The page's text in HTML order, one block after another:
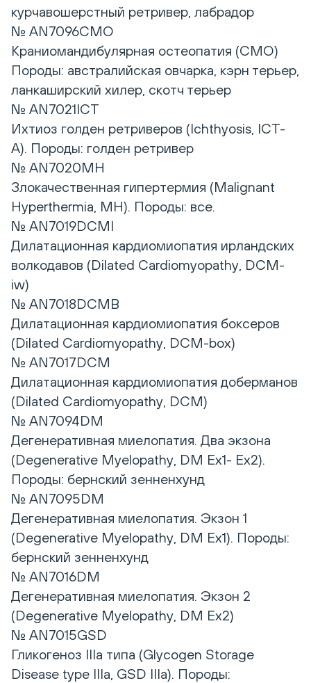
курчавошерстный ретривер, лабрадор
№ AN7096CMO
Краниомандибулярная остеопатия (CMO)
Породы: австралийская овчарка, кэрн терьер,
ланкаширский хилер, скотч терьер
№ AN7021ICT
Ихтиоз голден ретриверов (Ichthyosis, ICT-
A). Породы: голден ретривер
№ AN7020MH
Злокачественная гипертермия (Malignant
Hyperthermia, MH). Породы: все.
№ AN7019DCMI
Дилатационная кардиомиопатия ирландских
волкодавов (Dilated Cardiomyopathy, DCM-
iw)
№ AN7018DCMB
Дилатационная кардиомиопатия боксеров
(Dilated Cardiomyopathy, DCM-box)
№ AN7017DCM
Дилатационная кардиомиопатия доберманов
(Dilated Cardiomyopathy, DCM)
№ AN7094DM
Дегенеративная миелопатия. Два экзона
(Degenerative Myelopathy, DM Ex1- Ex2).
Породы: бернский зенненхунд
№ AN7095DM
Дегенеративная миелопатия. Экзон 1
(Degenerative Myelopathy, DM Ex1). Породы:
бернский зенненхунд
№ AN7016DM
Дегенеративная миелопатия. Экзон 2
(Degenerative Myelopathy, DM Ex2)
№ AN7015GSD
Гликогеноз IIIa типа (Glycogen Storage
Disease type IIIa, GSD IIIa). Породы: